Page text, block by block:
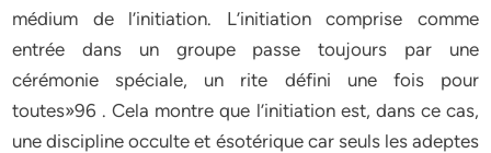
médium de l’initiation. L’initiation comprise comme
entrée dans un groupe passe toujours par une
cérémonie spéciale, un rite défini une fois pour
toutes»96 . Cela montre que l’initiation est, dans ce cas,
une discipline occulte et ésotérique car seuls les adeptes